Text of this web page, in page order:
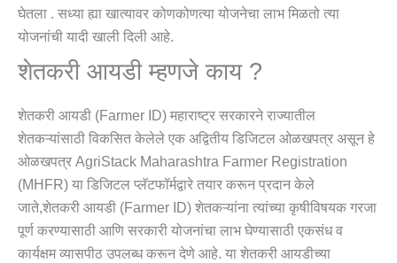
घेतला . सध्या ह्या खात्यावर कोणकोणत्या योजनेचा लाभ मिळतो त्या
योजनांची यादी खाली दिली आहे.
शेतकरी आयडी म्हणजे काय ?
शेतकरी आयडी (Farmer ID) महाराष्ट्र सरकारने राज्यातील
शेतकऱ्यांसाठी विकसित केलेले एक अद्वितीय डिजिटल ओळखपत्र असून हे
ओळखपत्र AgriStack Maharashtra Farmer Registration
(MHFR) या डिजिटल प्लॅटफॉर्मद्वारे तयार करून प्रदान केले
जाते,शेतकरी आयडी (Farmer ID) शेतकऱ्यांना त्यांच्या कृषीविषयक गरजा
पूर्ण करण्यासाठी आणि सरकारी योजनांचा लाभ घेण्यासाठी एकसंध व
कार्यक्षम व्यासपीठ उपलब्ध करून देणे आहे. या शेतकरी आयडीच्या